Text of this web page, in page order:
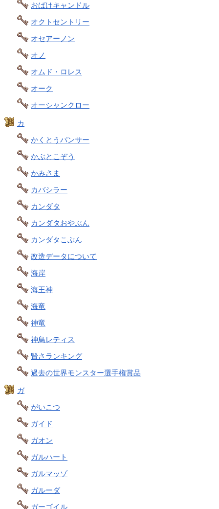
おばけキャンドル
オクトセントリー
オセアーノン
オノ
オムド・ロレス
オーク
オーシャンクロー
カ
かくとうパンサー
かぶとこぞう
かみさま
カバシラー
カンダタ
カンダタおやぶん
カンダタこぶん
改造データについて
海岸
海王神
海竜
神竜
神鳥レティス
賢さランキング
過去の世界モンスター選手権賞品
ガ
がいこつ
ガイド
ガオン
ガルハート
ガルマッゾ
ガルーダ
ガーゴイル